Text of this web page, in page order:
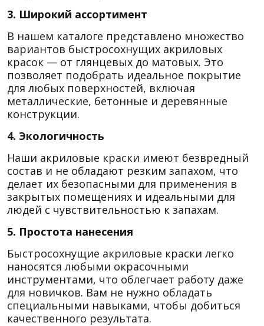
3. Широкий ассортимент
В нашем каталоге представлено множество
вариантов быстросохнущих акриловых
красок — от глянцевых до матовых. Это
позволяет подобрать идеальное покрытие
для любых поверхностей, включая
металлические, бетонные и деревянные
конструкции.
4. Экологичность
Наши акриловые краски имеют безвредный
состав и не обладают резким запахом, что
делает их безопасными для применения в
закрытых помещениях и идеальными для
людей с чувствительностью к запахам.
5. Простота нанесения
Быстросохнущие акриловые краски легко
наносятся любыми окрасочными
инструментами, что облегчает работу даже
для новичков. Вам не нужно обладать
специальными навыками, чтобы добиться
качественного результата.